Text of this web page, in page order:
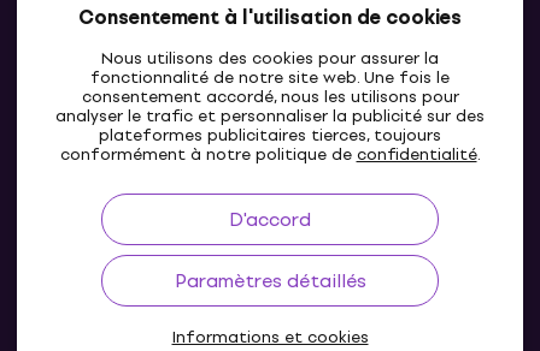
Consentement à l'utilisation de cookies
Nous utilisons des cookies pour assurer la
fonctionnalité de notre site web. Une fois le
consentement accordé, nous les utilisons pour
analyser le trafic et personnaliser la publicité sur des
plateformes publicitaires tierces, toujours
conformément à notre politique deconfidentialité.
D'accord
Paramètres détaillés
Informations et cookies
LU